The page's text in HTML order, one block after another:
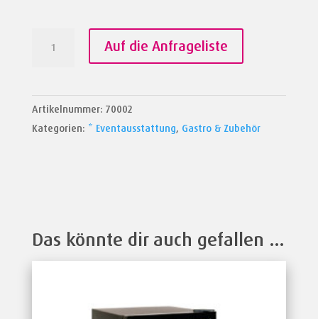
Menge
Auf die Anfrageliste
Artikelnummer: 70002
Kategorien: * Eventausstattung, Gastro & Zubehör
Das könnte dir auch gefallen …